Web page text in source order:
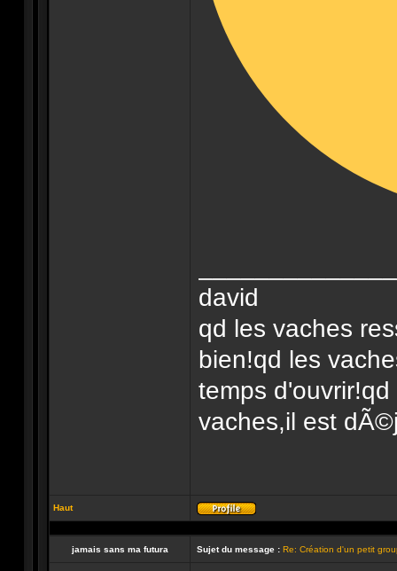
david
qd les vaches
bien!qd les
temps
vaches,il est
Haut
Profil
jamais sans ma futura Sujet du message : Re: Création d'un petit